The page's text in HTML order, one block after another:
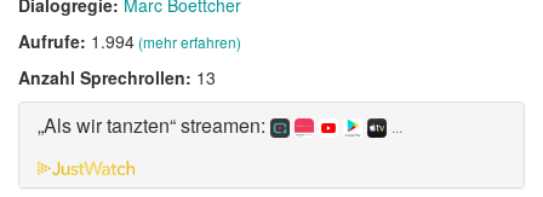
Dialogregie: Marc Boettcher
Aufrufe: 1.994(mehr erfahren)
Anzahl Sprechrollen: 13
„Als wir tanzten“ streamen: ...